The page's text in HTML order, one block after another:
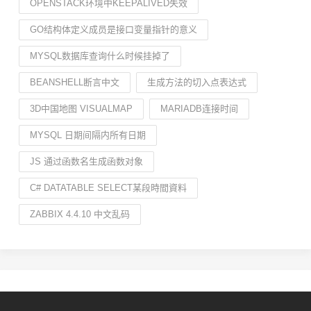
OPENSTACK环境中KEEPALIVED失效
GO结构体定义成员是接口变量指针的意义
MYSQL数据库查询什么时候挂掉了
BEANSHELL断言中文 生成方法的切入点表达式
3D中国地图 VISUALMAP MARIADB连接时间
MYSQL 日期间隔内所有日期
JS 通过函数名生成函数对象
C# DATATABLE SELECT某段時間資料
ZABBIX 4.4.10 中文乱码